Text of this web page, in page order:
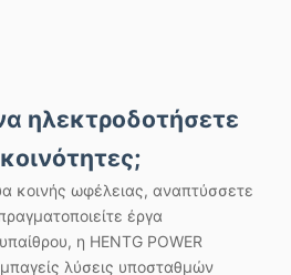
ηλεκτροδοτήσετε
κοινής ωφέλειας, αναπτύσσετε
έργα
η HENTG POWER
λύσεις υποσταθμών